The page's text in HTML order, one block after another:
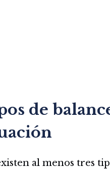
de
al menos tres